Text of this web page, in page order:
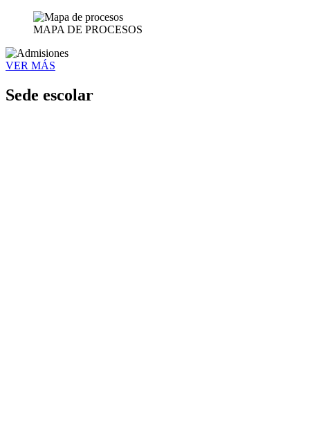
MAPA DE PROCESOS
VER MÁS
Sede escolar